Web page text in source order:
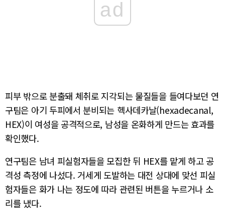
ad
피부 밖으로 분출돼 체취로 지각되는 물질들을 들여다보던 연
구팀은 아기 두피에서 분비되는 헥사데카날(hexadecanal,
HEX)이 여성을 공격적으로, 남성을 온화하게 만드는 효과를
확인했다.
연구팀은 남녀 피실험자들을 모집한 뒤 HEX를 맡게 하고 공
격성 측정에 나섰다. 거세게 도발하는 대전 상대에 맞선 피실
험자들은 화가 나는 정도에 따라 관련된 버튼을 누르거나 소
리를 냈다.